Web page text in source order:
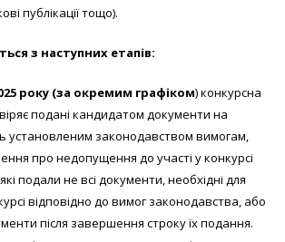
публікації тощо).
з наступних етапів:
5 року (за окремим графіком) конкурсна
подані кандидатом документи на
установленим законодавством вимогам,
про недопущення до участі у конкурсі
подали не всі документи, необхідні для
відповідно до вимог законодавства, або
після завершення строку їх подання.